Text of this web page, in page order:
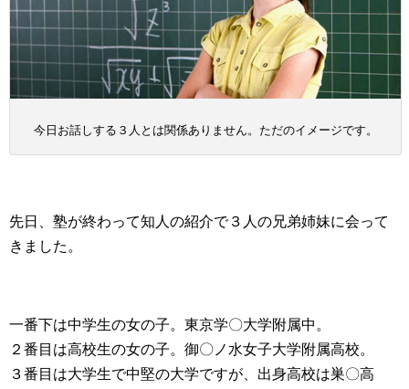
今日お話しする３人とは関係ありません。ただのイメージです。
先日、塾が終わって知人の紹介で３人の兄弟姉妹に会って
きました。
一番下は中学生の女の子。東京学〇大学附属中。
２番目は高校生の女の子。御〇ノ水女子大学附属高校。
３番目は大学生で中堅の大学ですが、出身高校は巣〇高